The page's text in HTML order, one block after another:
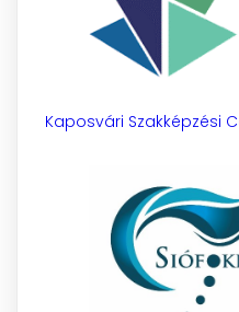
Kaposvári Szakképzési